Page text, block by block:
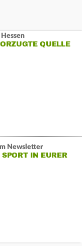
Hessen
QUELLE
Newsletter
SPORT IN EURER